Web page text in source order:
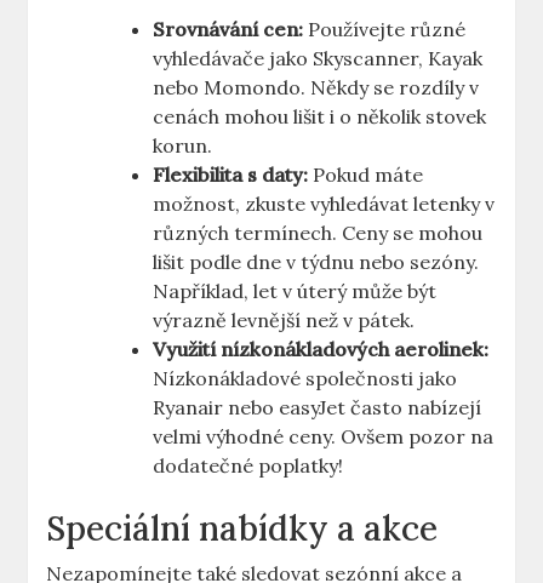
Srovnávání cen: Používejte různé
vyhledávače jako Skyscanner, Kayak
nebo Momondo. Někdy se rozdíly v
cenách mohou lišit i o několik stovek
korun.
Flexibilita s daty: Pokud máte
možnost, zkuste vyhledávat letenky v
různých termínech. Ceny se mohou
lišit podle dne v týdnu nebo sezóny.
Například, let v úterý může být
výrazně levnější než v pátek.
Využití nízkonákladových aerolinek:
Nízkonákladové společnosti jako
Ryanair nebo easyJet často nabízejí
velmi výhodné ceny. Ovšem pozor na
dodatečné poplatky!
Speciální nabídky a akce
Nezapomínejte také sledovat sezónní akce a